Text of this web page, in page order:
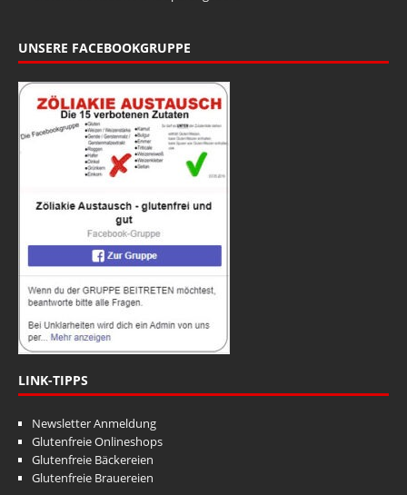
UNSERE FACEBOOKGRUPPE
LINK-TIPPS
Newsletter Anmeldung
Glutenfreie Onlineshops
Glutenfreie Bäckereien
Glutenfreie Brauereien